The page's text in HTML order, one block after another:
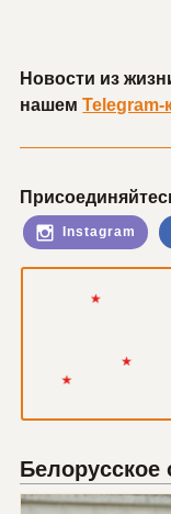
Новости из
нашемTelegram-
Instagram